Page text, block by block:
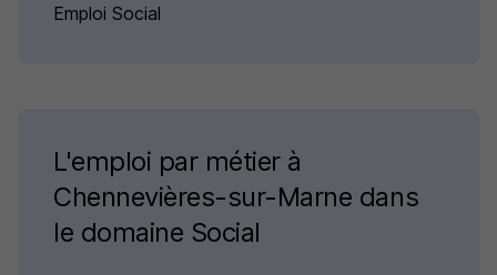
Emploi Social
L'emploi par métier à
Chennevières-sur-Marne dans
le domaine Social